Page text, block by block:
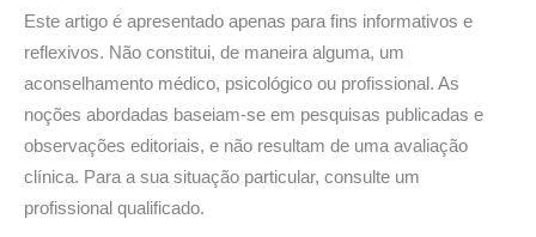
Este artigo é apresentado apenas para fins informativos e
reflexivos. Não constitui, de maneira alguma, um
aconselhamento médico, psicológico ou profissional. As
noções abordadas baseiam-se em pesquisas publicadas e
observações editoriais, e não resultam de uma avaliação
clínica. Para a sua situação particular, consulte um
profissional qualificado.